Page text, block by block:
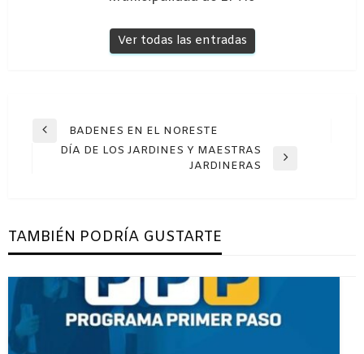
Ver todas las entradas
Navegación
Entrada
anterior
BADENES EN EL NORESTE
DÍA DE LOS JARDINES Y MAESTRAS
JARDINERAS
TAMBIÉN PODRÍA GUSTARTE